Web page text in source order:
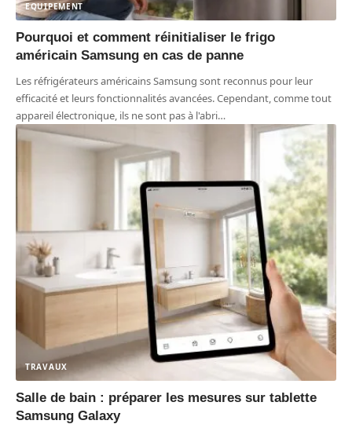
EQUIPEMENT
Pourquoi et comment réinitialiser le frigo
américain Samsung en cas de panne
Les réfrigérateurs américains Samsung sont reconnus pour leur
efficacité et leurs fonctionnalités avancées. Cependant, comme tout
appareil électronique, ils ne sont pas à l'abri…
TRAVAUX
Salle de bain : préparer les mesures sur tablette
Samsung Galaxy